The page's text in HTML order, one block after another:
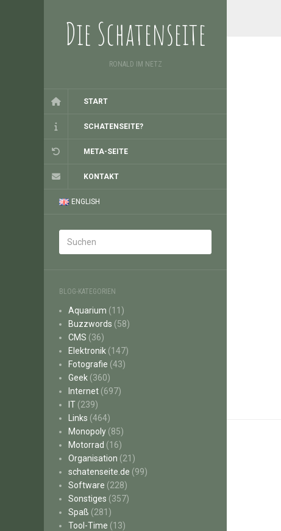
Die Schatenseite
RONALD IM NETZ
START
SCHATENSEITE?
META-SEITE
KONTAKT
ENGLISH
BLOG-KATEGORIEN
Aquarium (11)
Buzzwords (58)
CMS (36)
Elektronik (147)
Fotografie (43)
Geek (360)
Internet (697)
IT (239)
Links (464)
Monopoly (85)
Motorrad (16)
Organisation (21)
schatenseite.de (99)
Software (228)
Sonstiges (357)
Spaß (281)
Tool-Time (13)